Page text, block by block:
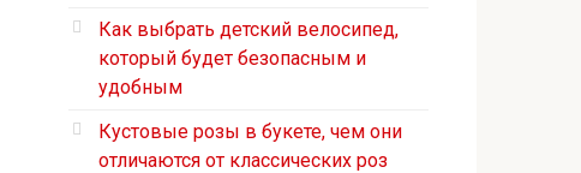
Как выбрать детский велосипед,
который будет безопасным и
удобным
Кустовые розы в букете, чем они
отличаются от классических роз